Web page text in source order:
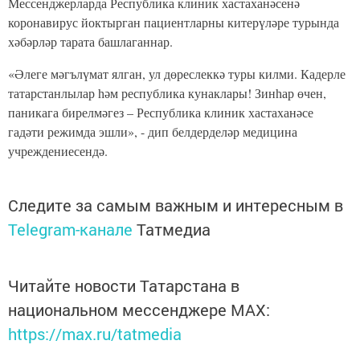
коронавирус йоктырган пациентларны китерүләре турында
хәбәрләр тарата башлаганнар.
«Әлеге мәгълүмат ялган, ул дөреслеккә туры килми. Кадерле
татарстанлылар һәм республика кунаклары! Зинһар өчен,
паникага бирелмәгез – Республика клиник хастаханәсе
гадәти режимда эшли», - дип белдерделәр медицина
учреждениесендә.
Следите за самым важным и интересным в
Telegram-канале Татмедиа
Читайте новости Татарстана в
национальном мессенджере MАХ:
https://max.ru/tatmedia